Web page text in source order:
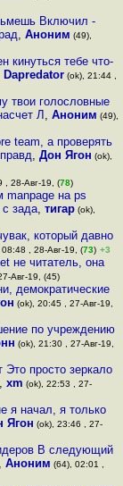
Включил -
, Аноним (49),
кинуться тебе что-
Dapredator(ok), 21:44 ,
твои голословные
Л,Аноним (49),
team, а проверять
,Дон Ягон (ok),
, 28-Авг-19, (78)
manpage на ps
зада, тигар(ok),
который давно
08:48 , 28-Авг-19, (73) +3
не читатель, она
Авг-19, (45)
демократические
(ok), 20:45 , 27-Авг-19,
по учреждению
(ok), 21:30 , 27-Авг-19,
просто зеркало
, xm (ok), 22:53 , 27-
я начал, я только
Ягон (ok), 23:46 , 27-
В следующий
,Аноним (64), 02:01 ,